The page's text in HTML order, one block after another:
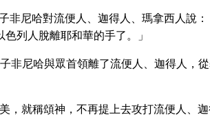
非尼哈對流便人、迦得人、瑪拿西人說
列人脫離耶和華的手了。」
非尼哈與眾首領離了流便人、迦得人，
，就稱頌神，不再提上去攻打流便人、迦